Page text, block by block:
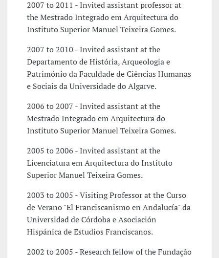
2007 to 2011 - Invited assistant professor at
the Mestrado Integrado em Arquitectura do
Instituto Superior Manuel Teixeira Gomes.
2007 to 2010 - Invited assistant at the
Departamento de História, Arqueologia e
Património da Faculdade de Ciências Humanas
e Sociais da Universidade do Algarve.
2006 to 2007 - Invited assistant at the
Mestrado Integrado em Arquitectura do
Instituto Superior Manuel Teixeira Gomes.
2005 to 2006 - Invited assistant at the
Licenciatura em Arquitectura do Instituto
Superior Manuel Teixeira Gomes.
2003 to 2005 - Visiting Professor at the Curso
de Verano "El Franciscanismo en Andalucía" da
Universidad de Córdoba e Asociación
Hispánica de Estudios Franciscanos.
2002 to 2005 - Research fellow of the Fundação